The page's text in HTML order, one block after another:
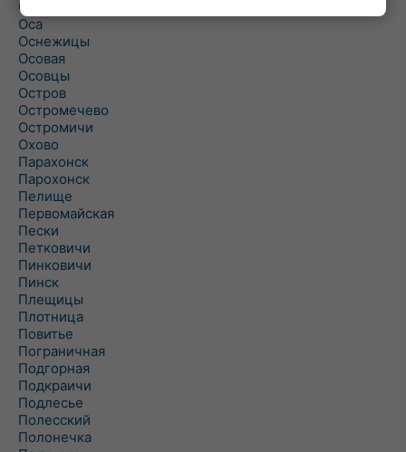
Орехово
Оса
Оснежицы
Осовая
Осовцы
Остров
Остромечево
Остромичи
Охово
Парахонск
Парохонск
Пелище
Первомайская
Пески
Петковичи
Пинковичи
Пинск
Плещицы
Плотница
Повитье
Пограничная
Подгорная
Подкраичи
Подлесье
Полесский
Полонечка